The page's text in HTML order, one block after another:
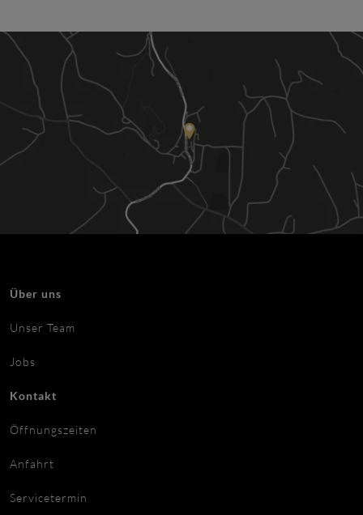
Über uns
Unser Team
Jobs
Kontakt
Öffnungszeiten
Anfahrt
Servicetermin